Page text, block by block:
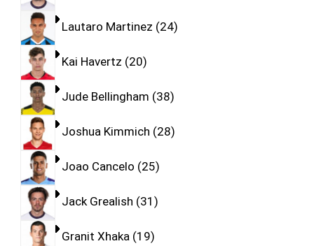
Lautaro Martinez 24
Kai Havertz 20
Jude Bellingham 38
Joshua Kimmich 28
Joao Cancelo 25
Jack Grealish 31
Granit Xhaka 19